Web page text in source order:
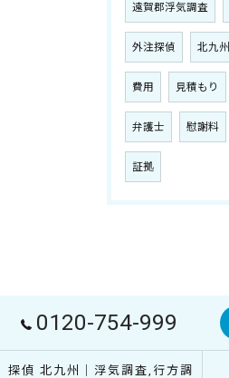
遠賀郡浮気調査
外注探偵 北九州
費用 見積もり
弁護士 慰謝料
証拠
0120-754-999
探偵 北九州｜浮気調査,行方調